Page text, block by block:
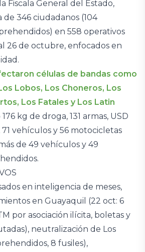
Fiscala General del Estado,
346 ciudadanos (104
en 558 operativos
26 de octubre, enfocados en
células de bandas como
Lobos, Los Choneros, Los
Los Fatales y Los Latin
kg de droga, 131 armas, USD
71 vehículos y 56 motocicletas
de 49 vehículos y 49
en inteligencia de meses,
en Guayaquil (22 oct: 6
por asociación ilícita, boletas y
neutralización de Los
8 fusiles),